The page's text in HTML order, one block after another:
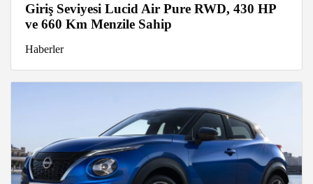
Giriş Seviyesi Lucid Air Pure RWD, 430 HP
ve 660 Km Menzile Sahip
Haberler